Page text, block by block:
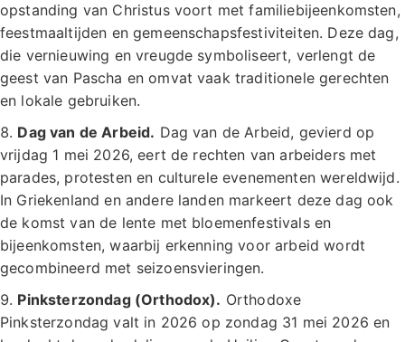
opstanding van Christus voort met familiebijeenkomsten,
feestmaaltijden en gemeenschapsfestiviteiten. Deze dag,
die vernieuwing en vreugde symboliseert, verlengt de
geest van Pascha en omvat vaak traditionele gerechten
en lokale gebruiken.
Dag van de Arbeid. Dag van de Arbeid, gevierd op
vrijdag 1 mei 2026, eert de rechten van arbeiders met
parades, protesten en culturele evenementen wereldwijd.
In Griekenland en andere landen markeert deze dag ook
de komst van de lente met bloemenfestivals en
bijeenkomsten, waarbij erkenning voor arbeid wordt
gecombineerd met seizoensvieringen.
Pinksterzondag (Orthodox). Orthodoxe
Pinksterzondag valt in 2026 op zondag 31 mei 2026 en